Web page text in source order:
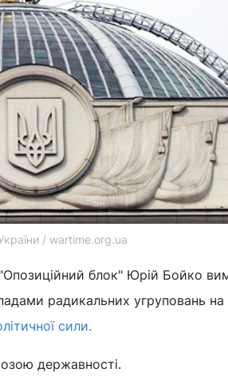
/ wartime.org.ua
блок" Юрій Бойко
радикальних угруповань
сили.
державності.